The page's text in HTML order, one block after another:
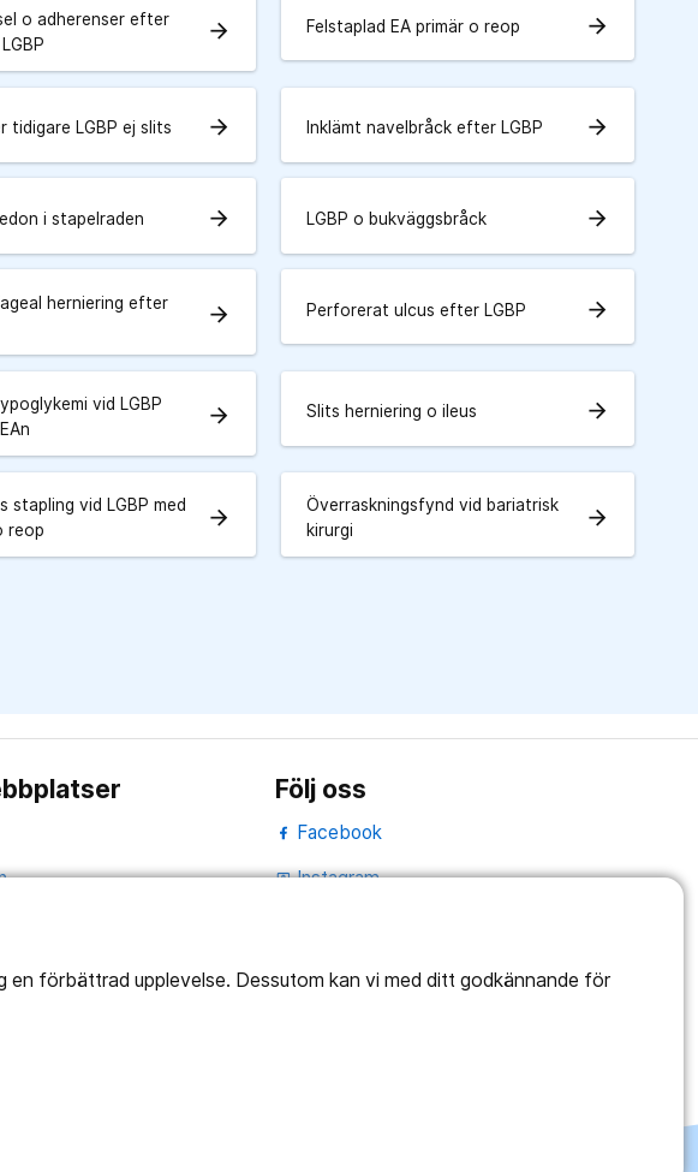
förbättrad upplevelse. Dessutom kan vi med ditt godkännande för
o adherenser efter
arrow_forward Felstaplad EA primär o reop arrow_forward
tidigare LGBP ej slits arrow_forward Inklämt navelbråck efter LGBP arrow_forward
i stapelraden arrow_forward LGBP o bukväggsbråck arrow_forward
herniering efter
arrow_forward Perforerat ulcus efter LGBP arrow_forward
vid LGBP
arrow_forward Slits herniering o ileus arrow_forward
stapling vid LGBP med
reop
arrow_forward
Överraskningsfynd vid bariatrisk
kirurgi
arrow_forward
Följ oss
Facebook
portraitInstagram